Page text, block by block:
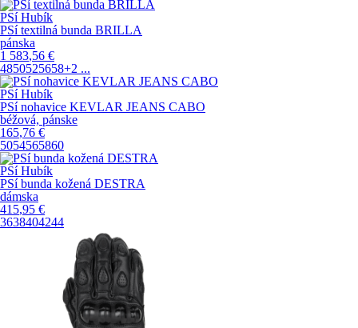
PSí Hubík
PSí textilná bunda BRILLA
pánska
1 583,56 €
4850525658+2 ...
PSí Hubík
PSí nohavice KEVLAR JEANS CABO
béžová, pánske
165,76 €
5054565860
PSí Hubík
PSí bunda kožená DESTRA
dámska
415,95 €
3638404244